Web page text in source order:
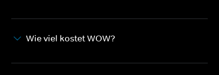
Wie viel kostet WOW?